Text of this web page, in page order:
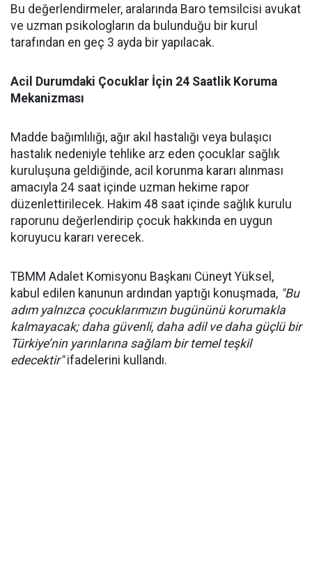
Bu değerlendirmeler, aralarında Baro temsilcisi avukat
ve uzman psikologların da bulunduğu bir kurul
tarafından en geç 3 ayda bir yapılacak.
Acil Durumdaki Çocuklar İçin 24 Saatlik Koruma
Mekanizması
Madde bağımlılığı, ağır akıl hastalığı veya bulaşıcı
hastalık nedeniyle tehlike arz eden çocuklar sağlık
kuruluşuna geldiğinde, acil korunma kararı alınması
amacıyla 24 saat içinde uzman hekime rapor
düzenlettirilecek. Hakim 48 saat içinde sağlık kurulu
raporunu değerlendirip çocuk hakkında en uygun
koruyucu kararı verecek.
TBMM Adalet Komisyonu Başkanı Cüneyt Yüksel,
kabul edilen kanunun ardından yaptığı konuşmada, "Bu
adım yalnızca çocuklarımızın bugününü korumakla
kalmayacak; daha güvenli, daha adil ve daha güçlü bir
Türkiye’nin yarınlarına sağlam bir temel teşkil
edecektir"ifadelerini kullandı.